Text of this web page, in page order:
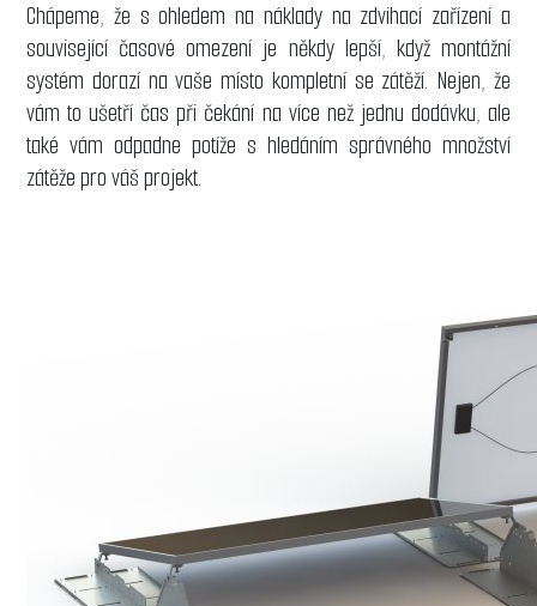
Chápeme, že s ohledem na náklady na zdvihací zařízení a
související časové omezení je někdy lepší, když montážní
systém dorazí na vaše místo kompletní se zátěží. Nejen, že
vám to ušetří čas při čekání na více než jednu dodávku, ale
také vám odpadne potíže s hledáním správného množství
zátěže pro váš projekt.